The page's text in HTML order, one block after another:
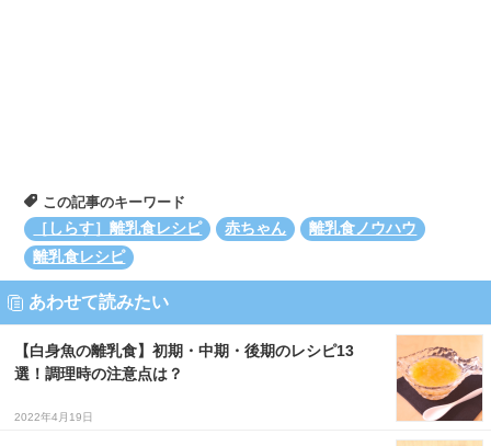
この記事のキーワード
［しらす］離乳食レシピ
赤ちゃん
離乳食ノウハウ
離乳食レシピ
あわせて読みたい
【白身魚の離乳食】初期・中期・後期のレシピ13
選！調理時の注意点は？
2022年4月19日